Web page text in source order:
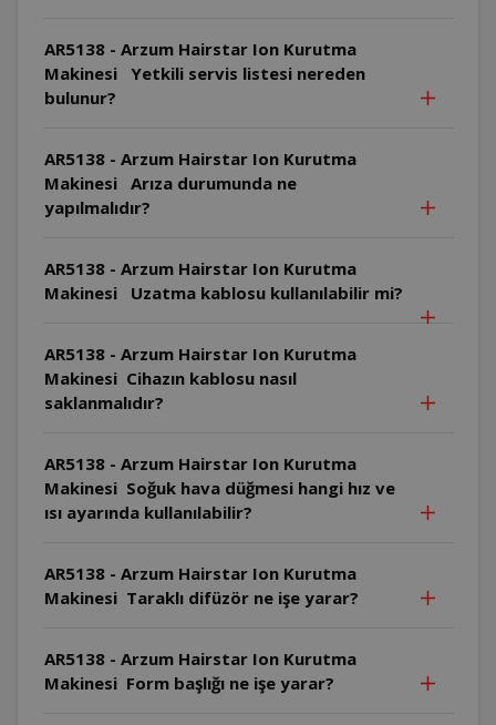
AR5138 - Arzum Hairstar Ion Kurutma
Makinesi Yetkili servis listesi nereden
bulunur?
AR5138 - Arzum Hairstar Ion Kurutma
Makinesi Arıza durumunda ne
yapılmalıdır?
AR5138 - Arzum Hairstar Ion Kurutma
Makinesi Uzatma kablosu kullanılabilir mi?
AR5138 - Arzum Hairstar Ion Kurutma
Makinesi Cihazın kablosu nasıl
saklanmalıdır?
AR5138 - Arzum Hairstar Ion Kurutma
Makinesi Soğuk hava düğmesi hangi hız ve
ısı ayarında kullanılabilir?
AR5138 - Arzum Hairstar Ion Kurutma
Makinesi Taraklı difüzör ne işe yarar?
AR5138 - Arzum Hairstar Ion Kurutma
Makinesi Form başlığı ne işe yarar?